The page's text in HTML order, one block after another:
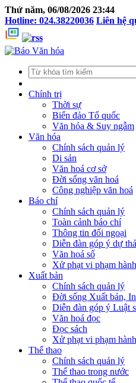
Thứ năm, 06/08/2026 23:44
Hotline: 024.38220036 Liên hệ
Chính trị
Thời sự
Biển đảo Tổ quốc
Văn hóa & Suy ngẫm
Văn hóa
Chính sách quản lý
Di sản
Văn hoá cơ sở
Đời sống văn hoá
Công nghiệp văn hoá
Báo chí
Chính sách quản lý
Toàn cảnh báo chí
Thông tin đối ngoại
Diễn đàn góp ý dự
Văn hoá số
Xử phạt vi phạm
Xuất bản
Chính sách quản lý
Đời sống Xuất bản,
Diễn đàn góp ý Luật
Văn hoá đọc
Đọc sách
Xử phạt vi phạm
Thể thao
Chính sách quản lý
Thể thao trong nước